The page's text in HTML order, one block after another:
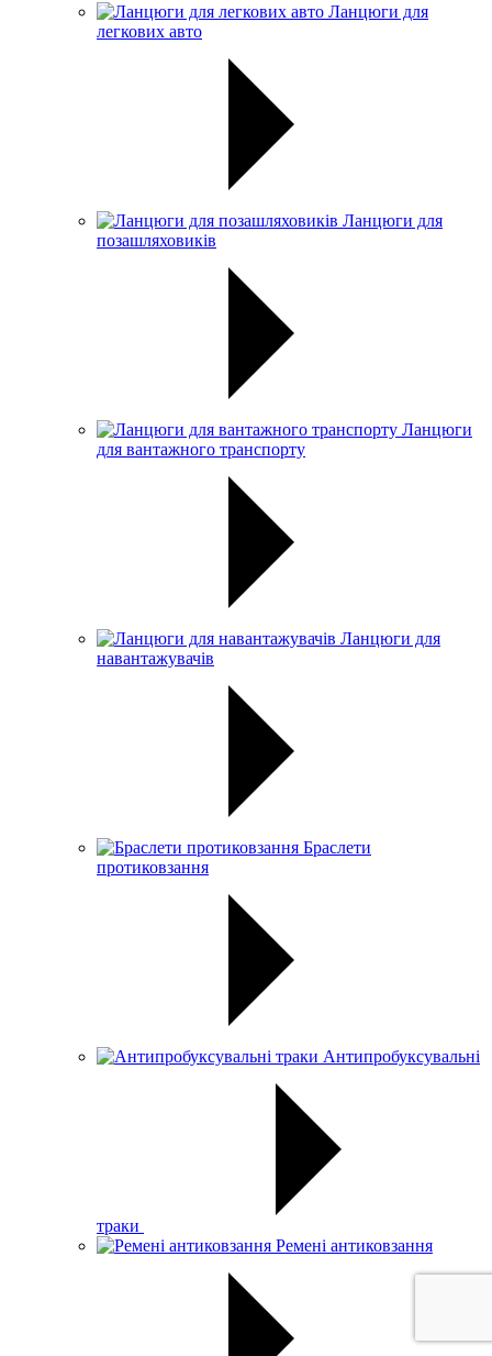
Ланцюги для
легкових авто
Ланцюги для
позашляховиків
Ланцюги
для вантажного транспорту
Ланцюги для
навантажувачів
Браслети
протиковзання
Антипробуксувальні
траки
Ремені антиковзання